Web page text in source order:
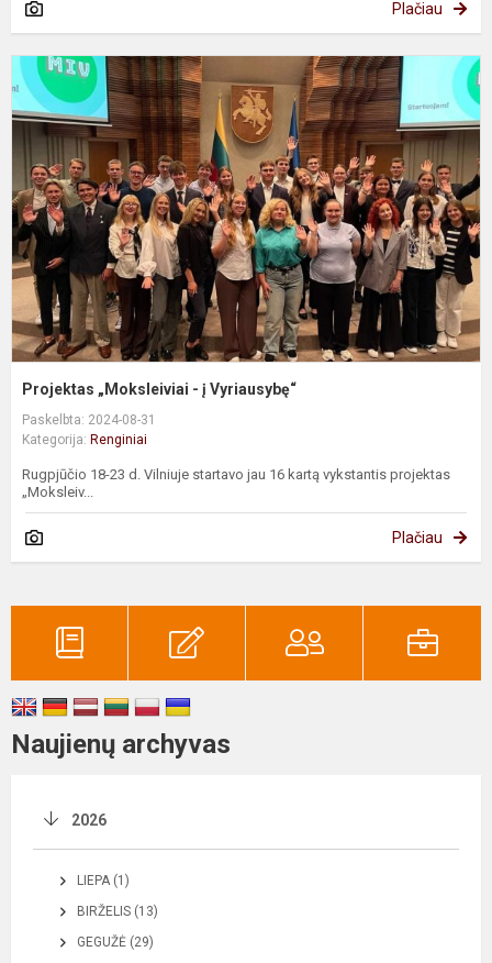
Plačiau
Projektas „Moksleiviai - į Vyriausybę“
Paskelbta: 2024-08-31
Kategorija: Renginiai
Rugpjūčio 18-23 d. Vilniuje startavo jau 16 kartą vykstantis projektas
„Moksleiv...
Plačiau
Naujienų archyvas
2026
LIEPA (1)
BIRŽELIS (13)
GEGUŽĖ (29)